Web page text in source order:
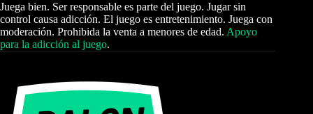
Juega bien. Ser responsable es parte del juego. Jugar sin
control causa adicción. El juego es entretenimiento. Juega con
moderación. Prohibida la venta a menores de edad. Apoyo
para la adicción al juego.